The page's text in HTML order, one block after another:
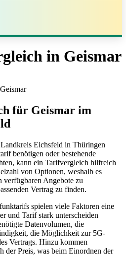
in Geismar
für Geismar im
Eichsfeld in Thüringen
benötigen oder bestehende
kann ein Tarifvergleich hilfreich
von Optionen, weshalb es
verfügbaren Angebote zu
Vertrag zu finden.
spielen viele Faktoren eine
und Tarif stark unterscheiden
Datenvolumen, die
die Möglichkeit zur 5G-
Vertrags. Hinzu kommen
der Preis, was beim Einordnen der